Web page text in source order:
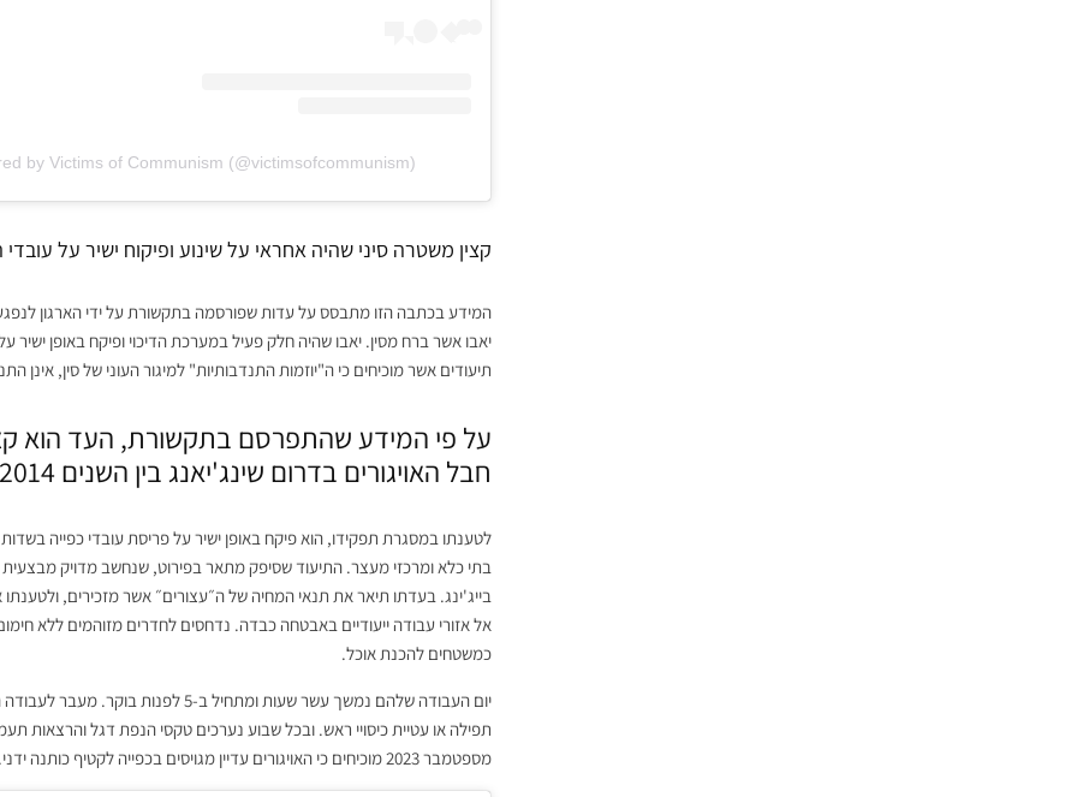
by Victims of Communism (@victimsofcommunism)
קצין משטרה סיני שהיה אחראי על שינוע ופיקוח ישיר על
המידע בכתבה הזו מתבסס על עדות שפורסמה בתקשורת על ידי הארגון
יאבו אשר ברח מסין. יאבו שהיה חלק פעיל במערכת הדיכוי ופיקח באופן ישיר
תיעודים אשר מוכיחים כי ה"יוזמות התנדבותיות" למיגור העוני של סין, אינן
על פי המידע שהתפרסם בתקשורת, העד הוא
חבל האויגורים בדרום שינג'יאנג בין השנים 2014 ל-2023.
בתי כלא ומרכזי מעצר. התיעוד שסיפק מתאר בפירוט, שנחשב מדויק
בייג'ינג. בעדתו תיאר את תנאי המחיה של ה״עצורים״ אשר מזכירים,
כמשטחים להכנת אוכל.
יום העבודה שלהם נמשך עשר שעות
תפילה או עטיית כיסויי ראש. ובכל שבוע נערכים טקסי הנפת דגל והרצאות
מספטמבר 2023 מוכיחים כי האויגורים עדיין מגויסים בכפייה לקטיף כותנה ידני. וזאת בניגוד לטענותיה של בייג'ינג על קטיף ממוכן לחלוטין.